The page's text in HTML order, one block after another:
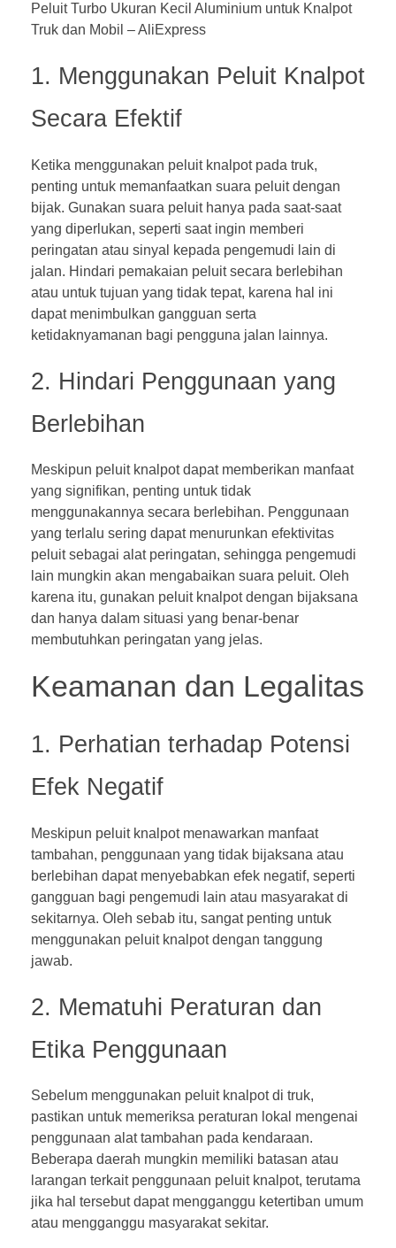
Peluit Turbo Ukuran Kecil Aluminium untuk Knalpot
Truk dan Mobil – AliExpress
1. Menggunakan Peluit Knalpot
Secara Efektif
Ketika menggunakan peluit knalpot pada truk,
penting untuk memanfaatkan suara peluit dengan
bijak. Gunakan suara peluit hanya pada saat-saat
yang diperlukan, seperti saat ingin memberi
peringatan atau sinyal kepada pengemudi lain di
jalan. Hindari pemakaian peluit secara berlebihan
atau untuk tujuan yang tidak tepat, karena hal ini
dapat menimbulkan gangguan serta
ketidaknyamanan bagi pengguna jalan lainnya.
2. Hindari Penggunaan yang
Berlebihan
Meskipun peluit knalpot dapat memberikan manfaat
yang signifikan, penting untuk tidak
menggunakannya secara berlebihan. Penggunaan
yang terlalu sering dapat menurunkan efektivitas
peluit sebagai alat peringatan, sehingga pengemudi
lain mungkin akan mengabaikan suara peluit. Oleh
karena itu, gunakan peluit knalpot dengan bijaksana
dan hanya dalam situasi yang benar-benar
membutuhkan peringatan yang jelas.
Keamanan dan Legalitas
1. Perhatian terhadap Potensi
Efek Negatif
Meskipun peluit knalpot menawarkan manfaat
tambahan, penggunaan yang tidak bijaksana atau
berlebihan dapat menyebabkan efek negatif, seperti
gangguan bagi pengemudi lain atau masyarakat di
sekitarnya. Oleh sebab itu, sangat penting untuk
menggunakan peluit knalpot dengan tanggung
jawab.
2. Mematuhi Peraturan dan
Etika Penggunaan
Sebelum menggunakan peluit knalpot di truk,
pastikan untuk memeriksa peraturan lokal mengenai
penggunaan alat tambahan pada kendaraan.
Beberapa daerah mungkin memiliki batasan atau
larangan terkait penggunaan peluit knalpot, terutama
jika hal tersebut dapat mengganggu ketertiban umum
atau mengganggu masyarakat sekitar.